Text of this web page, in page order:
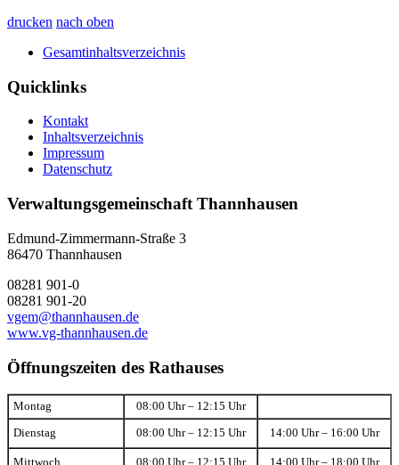
drucken nach oben
Gesamtinhaltsverzeichnis
Quicklinks
Kontakt
Inhaltsverzeichnis
Impressum
Datenschutz
Verwaltungsgemeinschaft Thannhausen
Edmund-Zimmermann-Straße 3
86470 Thannhausen
08281 901-0
08281 901-20
vgem@thannhausen.de
www.vg-thannhausen.de
Öffnungszeiten des Rathauses
Montag 08:00 Uhr – 12:15 Uhr
Dienstag 08:00 Uhr – 12:15 Uhr 14:00 Uhr – 16:00 Uhr